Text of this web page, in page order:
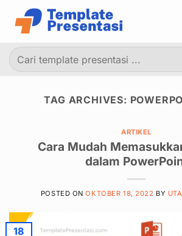
content
Pencarian
untuk:
TAG ARCHIVES:
ARTIKEL
Cara Mudah
dalam
POSTED ONOKTOBER 18, 2022 BY
18